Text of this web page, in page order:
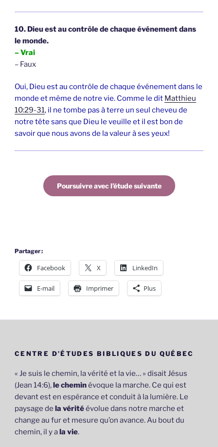
10. Dieu est au contrôle de chaque événement dans
le monde.
– Vrai
– Faux
Oui, Dieu est au contrôle de chaque événement dans le
monde et même de notre vie. Comme le dit Matthieu
10:29-31, il ne tombe pas à terre un seul cheveu de
notre tête sans que Dieu le veuille et il est bon de
savoir que nous avons de la valeur à ses yeux!
Poursuivre avec l’étude suivante
Partager :
Facebook X LinkedIn
E-mail Imprimer Plus
CENTRE D’ÉTUDES BIBLIQUES DU QUÉBEC
« Je suis le chemin, la vérité et la vie… » disait Jésus
(Jean 14:6),le cheminévoque la marche. Ce qui est
devant est en espérance et conduit à la lumière. Le
paysage de la véritéévolue dans notre marche et
change au fur et mesure qu’on avance. Au bout du
chemin, il y ala vie.